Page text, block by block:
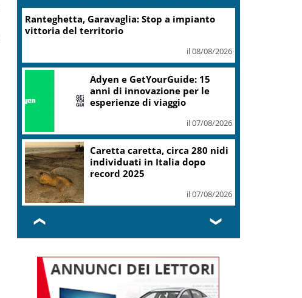
Ranteghetta, Garavaglia: Stop a impianto
vittoria del territorio
il 08/08/2026
Adyen e GetYourGuide: 15
anni di innovazione per le
esperienze di viaggio
il 07/08/2026
Caretta caretta, circa 280 nidi
individuati in Italia dopo
record 2025
il 07/08/2026
❮ ❯